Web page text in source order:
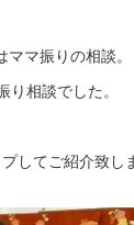
マ振りの相談。
り相談でした。
してご紹介致し